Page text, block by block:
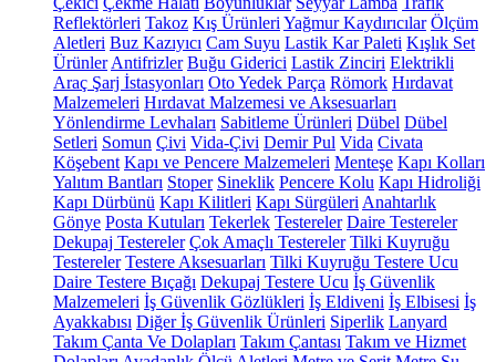
Reflektörleri Takoz Kış Ürünleri Yağmur Kaydırıcılar Ölçüm
Aletleri Buz Kazıyıcı Cam Suyu Lastik Kar Paleti Kışlık Set
Ürünler Antifrizler Buğu Giderici Lastik Zinciri Elektrikli
Araç Şarj İstasyonları Oto Yedek Parça Römork Hırdavat
Malzemeleri Hırdavat Malzemesi ve Aksesuarları
Yönlendirme Levhaları Sabitleme Ürünleri Dübel Dübel
Setleri Somun Çivi Vida-Çivi Demir Pul Vida Civata
Köşebent Kapı ve Pencere Malzemeleri Menteşe Kapı Kolları
Yalıtım Bantları Stoper Sineklik Pencere Kolu Kapı Hidroliği
Kapı Dürbünü Kapı Kilitleri Kapı Sürgüleri Anahtarlık
Gönye Posta Kutuları Tekerlek Testereler Daire Testereler
Dekupaj Testereler Çok Amaçlı Testereler Tilki Kuyruğu
Testereler Testere Aksesuarları Tilki Kuyruğu Testere Ucu
Daire Testere Bıçağı Dekupaj Testere Ucu İş Güvenlik
Malzemeleri İş Güvenlik Gözlükleri İş Eldiveni İş Elbisesi İş
Ayakkabısı Diğer İş Güvenlik Ürünleri Siperlik Lanyard
Takım Çanta Ve Dolapları Takım Çantası Takım ve Hizmet